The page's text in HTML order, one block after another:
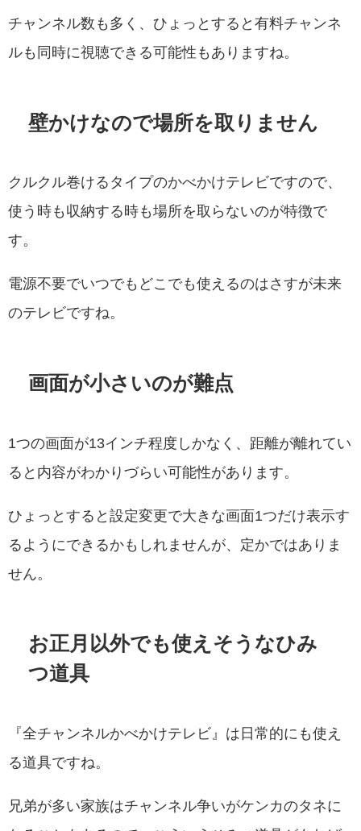
チャンネル数も多く、ひょっとすると有料チャンネ
ルも同時に視聴できる可能性もありますね。
壁かけなので場所を取りません
クルクル巻けるタイプのかべかけテレビですので、
使う時も収納する時も場所を取らないのが特徴で
す。
電源不要でいつでもどこでも使えるのはさすが未来
のテレビですね。
画面が小さいのが難点
1つの画面が13インチ程度しかなく、距離が離れてい
ると内容がわかりづらい可能性があります。
ひょっとすると設定変更で大きな画面1つだけ表示す
るようにできるかもしれませんが、定かではありま
せん。
お正月以外でも使えそうなひみ
つ道具
『全チャンネルかべかけテレビ』は日常的にも使え
る道具ですね。
兄弟が多い家族はチャンネル争いがケンカのタネに